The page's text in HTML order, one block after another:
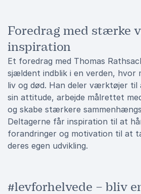
Foredrag med stærke
inspiration
Et foredrag med Thomas
sjældent indblik i en verden, hvor
liv og død. Han deler værktøjer
sin attitude, arbejde målrettet
og skabe stærkere
Deltagerne får inspiration til at
forandringer og motivation til at
deres egen udvikling.
#levforhelvede – bliv